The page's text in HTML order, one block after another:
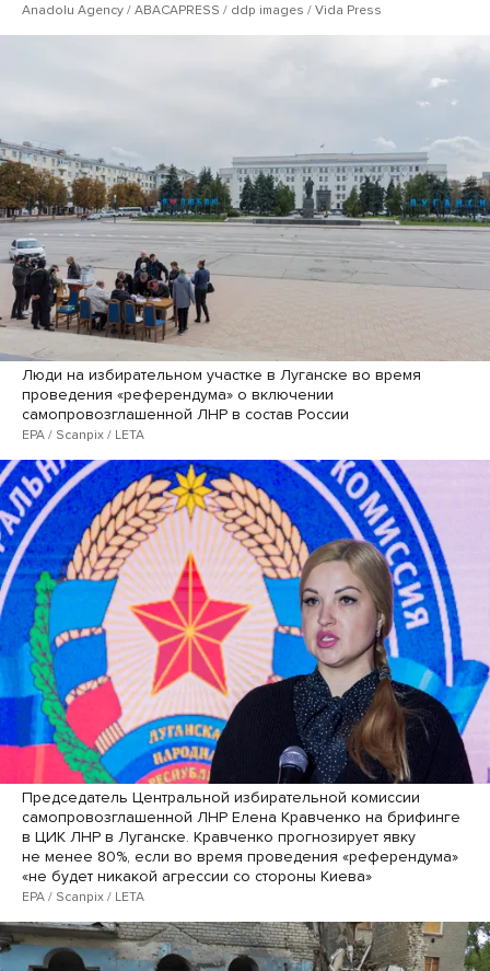
Anadolu Agency / ABACAPRESS / ddp images / Vida Press
Люди на избирательном участке в Луганске во время
проведения «референдума» о включении
самопровозглашенной ЛНР в состав России
EPA / Scanpix / LETA
Председатель Центральной избирательной комиссии
самопровозглашенной ЛНР Елена Кравченко на брифинге
в ЦИК ЛНР в Луганске. Кравченко прогнозирует явку
не менее 80%, если во время проведения «референдума»
«не будет никакой агрессии со стороны Киева»
EPA / Scanpix / LETA